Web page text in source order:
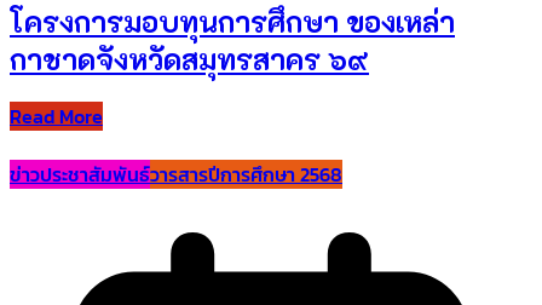
โครงการมอบทุนการศึกษา ของเหล่า
กาชาดจังหวัดสมุทรสาคร ๖๙
Read More
ข่าวประชาสัมพันธ์วารสารปีการศึกษา 2568